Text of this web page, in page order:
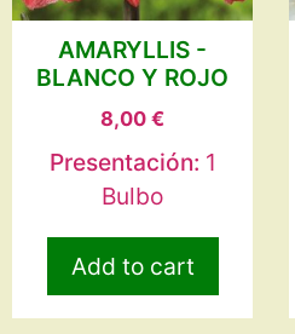
AMARYLLIS -
BLANCO Y ROJO
8,00 €
Presentación: 1
Bulbo
Add to cart